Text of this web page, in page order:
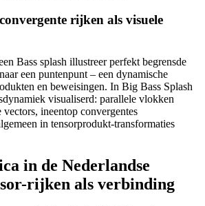
rijken als visuele
Bass splash illustreer perfekt begrensde
een puntenpunt – een dynamische
en beweisingen. In Big Bass Splash
visualiserd: parallele vlokken
vectors, ineentop convergentes
in tensorprodukt-transformaties
in de Nederlandse
rijken als verbinding